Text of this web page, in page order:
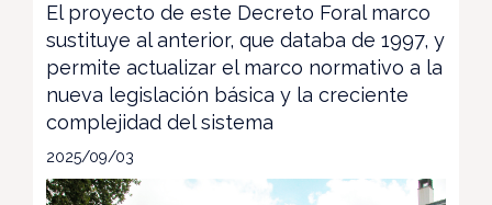
El proyecto de este Decreto Foral marco
sustituye al anterior, que databa de 1997, y
permite actualizar el marco normativo a la
nueva legislación básica y la creciente
complejidad del sistema
2025/09/03